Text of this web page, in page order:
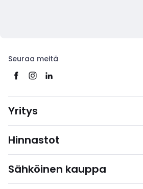
Seuraa meitä
Yritys
Hinnastot
Sähköinen kauppa